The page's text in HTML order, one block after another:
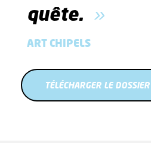
quête.
ART CHIPELS
TÉLÉCHARGER LE